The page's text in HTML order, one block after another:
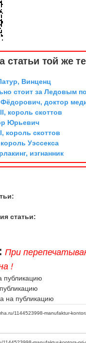
статьи той же
Винценц
стоит за Ледовым
доктор
король скоттов
Юрьевич
король скоттов
Уэссекса
изгнанник
статьи:
При
!
публикацию
на публикацию